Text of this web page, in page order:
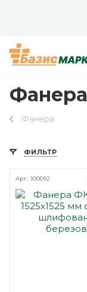
Фанера
ФИЛЬТР
Арт.: 100092